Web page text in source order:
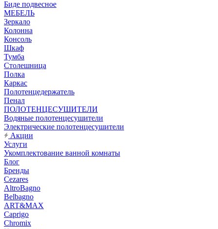
Биде подвесное
МЕБЕЛЬ
Зеркало
Колонна
Консоль
Шкаф
Тумба
Столешница
Полка
Каркас
Полотенцедержатель
Пенал
ПОЛОТЕНЦЕСУШИТЕЛИ
Водяные полотенцесушители
Электрические полотенцесушители
Акции
Услуги
Укомплектование ванной комнаты
Блог
Бренды
Cezares
AltroBagno
Belbagno
ART&MAX
Caprigo
Chromix